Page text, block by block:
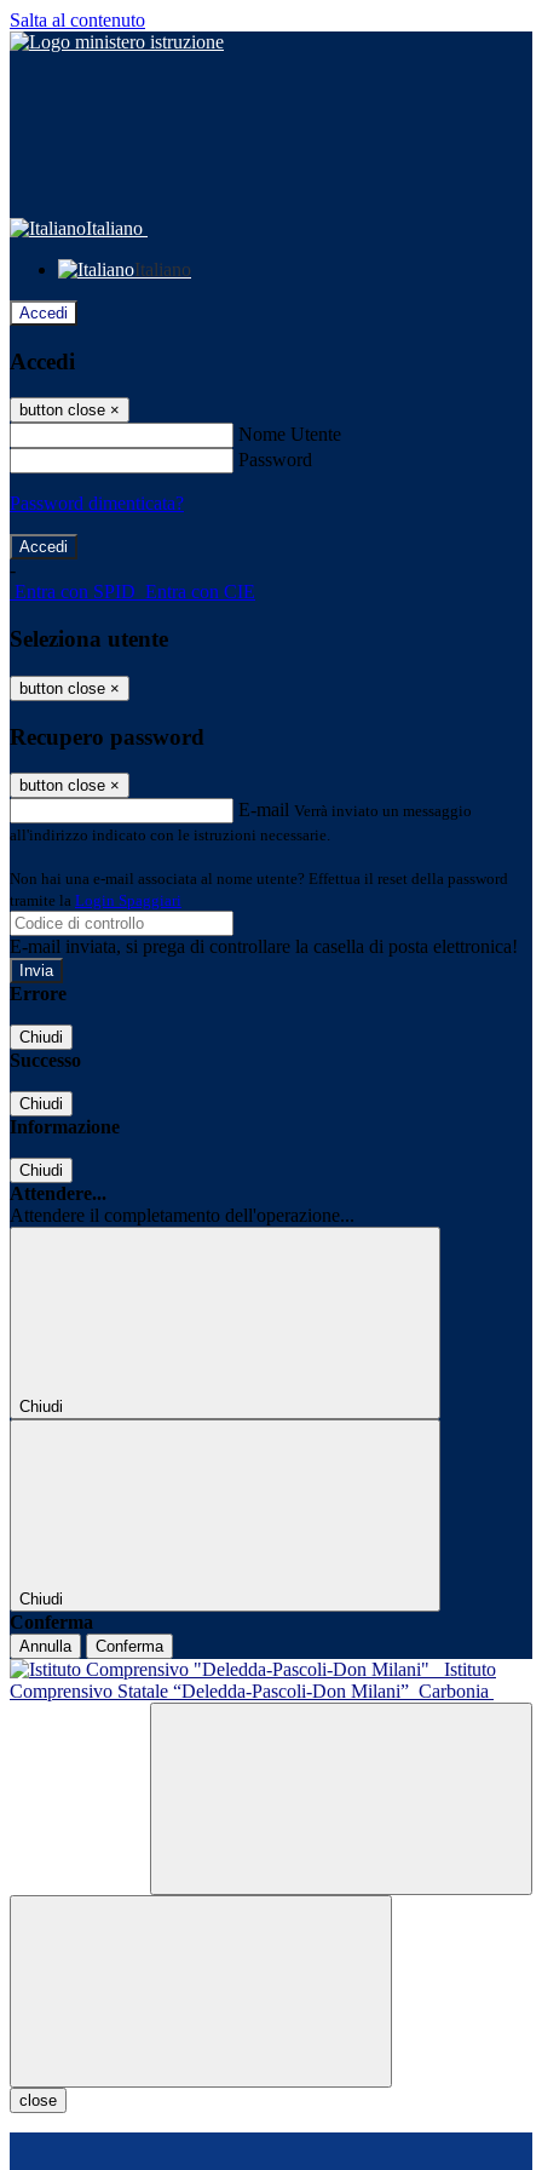
Salta al contenuto
Italiano
Italiano
Accedi
Accedi
button close ×
Nome Utente
Password
Password dimenticata?
-
Entra con SPID Entra con CIE
Seleziona utente
button close ×
Recupero password
button close ×
E-mail Verrà inviato un messaggio
all'indirizzo indicato con le istruzioni necessarie.
Non hai una e-mail associata al nome utente? Effettua il reset della password
tramite la Login Spaggiari
E-mail inviata, si prega di controllare la casella di posta elettronica!
Errore
Chiudi
Successo
Chiudi
Informazione
Chiudi
Attendere...
Attendere il completamento dell'operazione...
Chiudi
Chiudi
Conferma
Annulla Conferma
Istituto
Comprensivo Statale “Deledda-Pascoli-Don Milani” Carbonia
close